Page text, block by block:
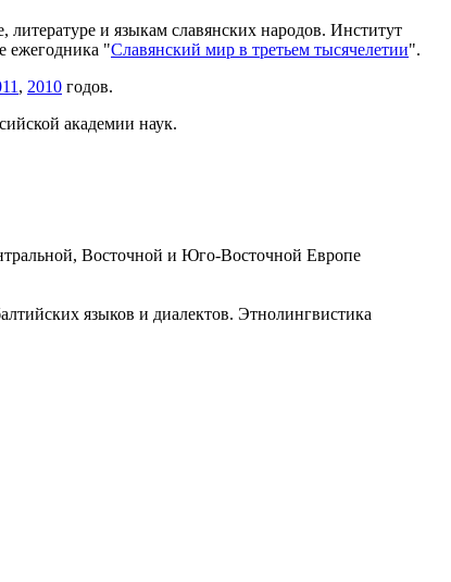
литературе и языкам славянских народов. Институт
ежегодника "Славянский мир в третьем тысячелетии".
, 2010 годов.
академии наук.
Восточной и Юго-Восточной Европе
языков и диалектов. Этнолингвистика